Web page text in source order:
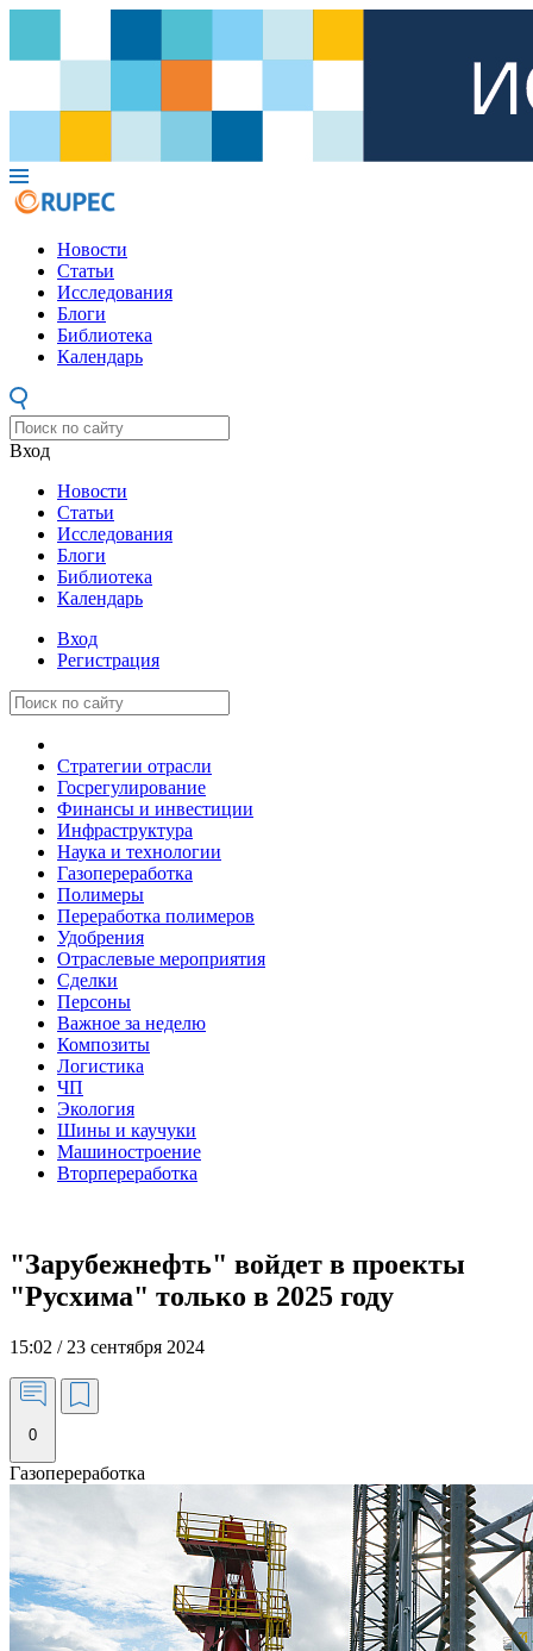
Новости
Статьи
Исследования
Блоги
Библиотека
Календарь
Вход
Новости
Статьи
Исследования
Блоги
Библиотека
Календарь
Вход
Регистрация
Стратегии отрасли
Госрегулирование
Финансы и инвестиции
Инфраструктура
Наука и технологии
Газопереработка
Полимеры
Переработка полимеров
Удобрения
Отраслевые мероприятия
Сделки
Персоны
Важное за неделю
Композиты
Логистика
ЧП
Экология
Шины и каучуки
Машиностроение
Вторпереработка
"Зарубежнефть" войдет в проекты
"Русхима" только в 2025 году
15:02 / 23 сентября 2024
0